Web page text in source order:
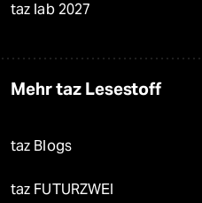
taz lab 2027
Mehr taz Lesestoff
taz Blogs
taz FUTURZWEI